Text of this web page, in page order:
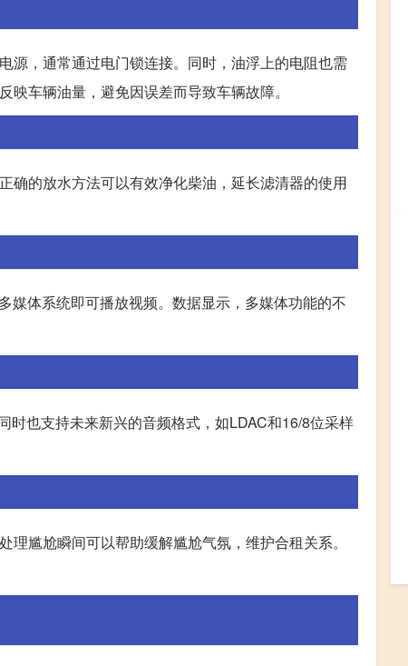
源，通常通过电门锁连接。同时，油浮上的电阻也需
车辆油量，避免因误差而导致车辆故障。
确的放水方法可以有效净化柴油，延长滤清器的使用
媒体系统即可播放视频。数据显示，多媒体功能的不
也支持未来新兴的音频格式，如LDAC和16/8位采样
尴尬瞬间可以帮助缓解尴尬气氛，维护合租关系。